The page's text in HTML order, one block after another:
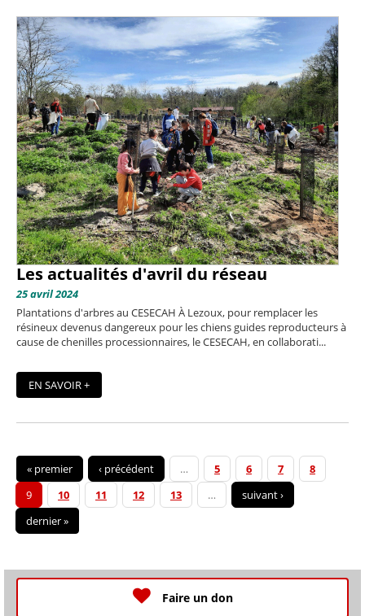
Les actualités d'avril du réseau
25 avril 2024
Plantations d'arbres au CESECAH À Lezoux, pour remplacer les
résineux devenus dangereux pour les chiens guides reproducteurs à
cause de chenilles processionnaires, le CESECAH, en collaborati...
EN SAVOIR +
« premier ‹ précédent … 5 6 7
8
9
10 11 12 13 …
suivant ›
dernier »
Faire un don